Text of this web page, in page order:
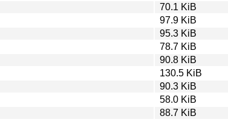
70.1 KiB
97.9 KiB
95.3 KiB
78.7 KiB
90.8 KiB
130.5 KiB
90.3 KiB
58.0 KiB
88.7 KiB